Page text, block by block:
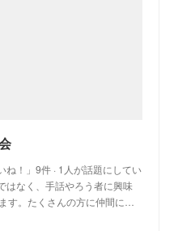
ね！」9件 · 1人が話題にしてい
はなく、手話やろう者に興味
す。たくさんの方に仲間に…